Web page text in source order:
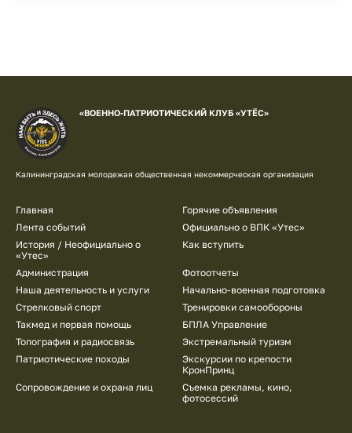
«ВОЕННО-ПАТРИОТИЧЕСКИЙ КЛУБ «УТЁС»
Калининградская молодежая общественная некоммерческая организация
Подвал
Главная
Горячие объявления
Лента событий
Официально о ВПК «Утес»
История / Неофициально о
«Утес»
Как вступить
Администрация
Фотоотчеты
Наша деятельность и услуги
Начально-военная подготовка
Стрелковый спорт
Тренировки самообороны
Такмед и первая помощь
БПЛА Управление
Топография и радиосвязь
Экстремальный туризм
Патриотические походы
Экскурсии по крепости
КронПринц
Сопровождение и охрана лиц
Съемка рекламы, кино,
фотосессий